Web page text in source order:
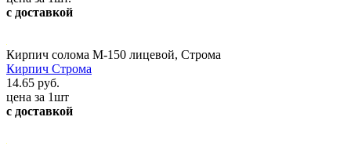
с доставкой
Кирпич солома М-150 лицевой, Строма
Кирпич Строма
14.65 руб.
цена за 1шт
с доставкой